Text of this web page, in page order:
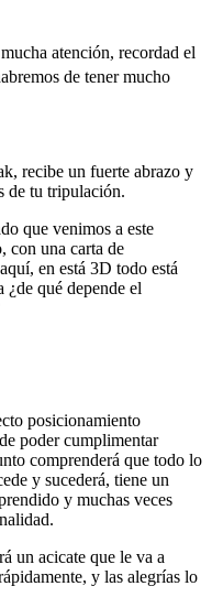
atención, recordad el
de tener mucho
recibe un fuerte abrazo y
de tu tripulación.
que venimos a este
con una carta de
en está 3D todo está
¿de qué depende el
posicionamiento
poder cumplimentar
comprenderá que todo lo
y sucederá, tiene un
y muchas veces
un acicate que le va a
y las alegrías lo